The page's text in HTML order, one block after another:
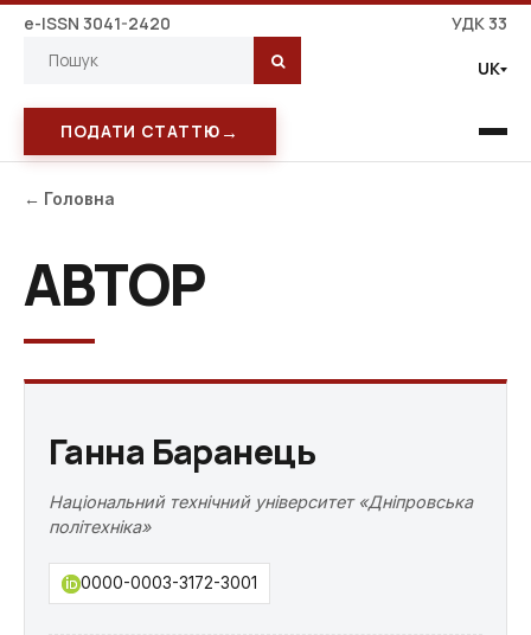
e-ISSN 3041-2420 УДК 33
UK
ПОДАТИ СТАТТЮ →
← Головна
АВТОР
Ганна Баранець
Національний технічний університет «Дніпровська
політехніка»
0000-0003-3172-3001